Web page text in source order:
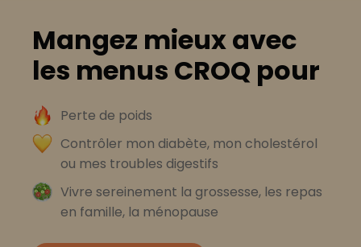
Mangez mieux avec
les menus CROQ pour
Perte de poids
Contrôler mon diabète, mon cholestérol
ou mes troubles digestifs
Vivre sereinement la grossesse, les repas
en famille, la ménopause